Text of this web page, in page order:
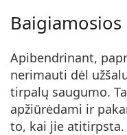
Apibendrinant,
nerimauti dėl
tirpalų saugumo.
apžiūrėdami ir
to, kai jie atitirpsta.